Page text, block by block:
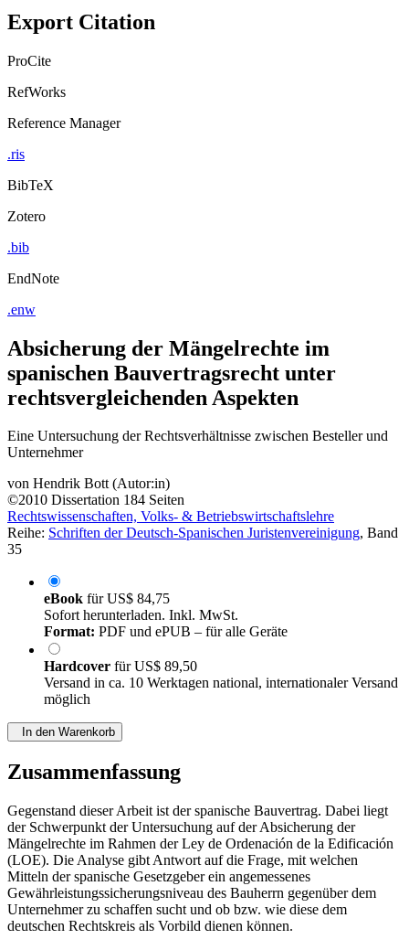
Export Citation
ProCite
RefWorks
Reference Manager
.ris
BibTeX
Zotero
.bib
EndNote
.enw
Absicherung der Mängelrechte im
spanischen Bauvertragsrecht unter
rechtsvergleichenden Aspekten
Eine Untersuchung der Rechtsverhältnisse zwischen Besteller und
Unternehmer
von Hendrik Bott (Autor:in)
©2010 Dissertation 184 Seiten
Rechtswissenschaften, Volks- & Betriebswirtschaftslehre
Reihe: Schriften der Deutsch-Spanischen Juristenvereinigung, Band
35
eBook fürUS$ 84,75
Sofort herunterladen. Inkl. MwSt.
Format: PDF und ePUB – für alle Geräte
Hardcover fürUS$ 89,50
Versand in ca. 10 Werktagen national, internationaler Versand
möglich
In den Warenkorb
Zusammenfassung
Gegenstand dieser Arbeit ist der spanische Bauvertrag. Dabei liegt
der Schwerpunkt der Untersuchung auf der Absicherung der
Mängelrechte im Rahmen der Ley de Ordenación de la Edificación
(LOE). Die Analyse gibt Antwort auf die Frage, mit welchen
Mitteln der spanische Gesetzgeber ein angemessenes
Gewährleistungssicherungsniveau des Bauherrn gegenüber dem
Unternehmer zu schaffen sucht und ob bzw. wie diese dem
deutschen Rechtskreis als Vorbild dienen können.